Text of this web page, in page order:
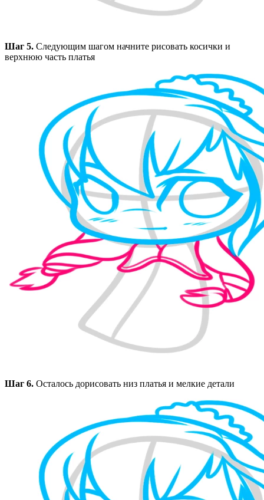
Шаг 5. Следующим шагом начните рисовать косички и
верхнюю часть платья
Шаг 6. Осталось дорисовать низ платья и мелкие детали